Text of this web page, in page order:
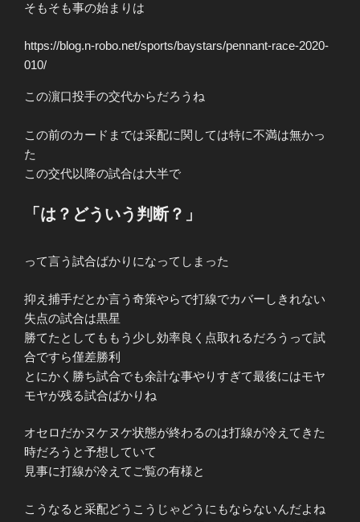
そもそも事の始まりは
https://blog.n-robo.net/sports/baystars/pennant-race-2020-
010/
この濵口投手の交代からだろうね
この前のカードまでは采配に関しては特に不満は無かっ
た
この交代以降の試合は大半で
「は？どういう判断？」
って言う試合ばかりになってしまった
抑え捕手だとか言う奇策やらで打線でカバーしきれない
失点の試合は黒星
勝てたとしてももう少し効率良く点取れるだろうって試
合ですら僅差勝利
とにかく勝ち試合でも余計な事やりすぎて最後にはモヤ
モヤが残る試合ばかりね
オセロだかヌケヌケ状態が終わるのは打線が冷えてきた
時だろうと予想していて
見事に打線が冷えてご覧の有様と
こうなると采配どうこうじゃどうにもならないんだよね